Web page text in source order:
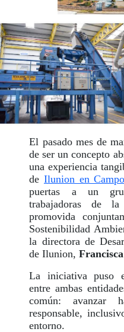
El pasado mes de
de ser un concepto
una experiencia
de Ilunion en
puertas a un
trabajadoras de la
promovida
Sostenibilidad
la directora de
de Ilunion,
La iniciativa puso
entre ambas
común: avanzar
responsable,
entorno.